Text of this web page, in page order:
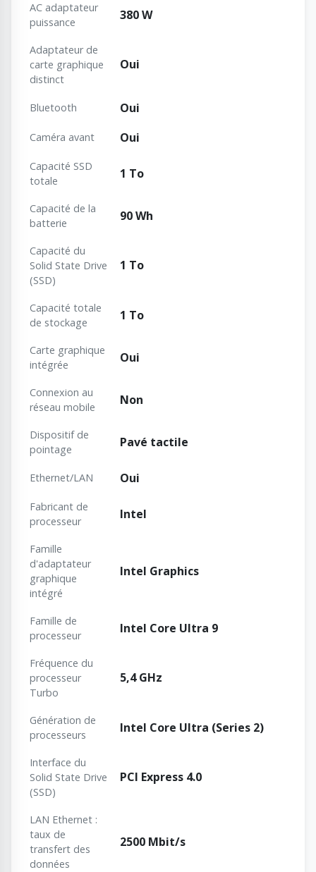
AC adaptateur
puissance
380 W
Adaptateur de
carte graphique
distinct
Oui
Bluetooth Oui
Caméra avant Oui
Capacité SSD
totale
1 To
Capacité de la
batterie
90 Wh
Capacité du
Solid State Drive
(SSD)
1 To
Capacité totale
de stockage
1 To
Carte graphique
intégrée
Oui
Connexion au
réseau mobile
Non
Dispositif de
pointage
Pavé tactile
Ethernet/LAN Oui
Fabricant de
processeur
Intel
Famille
d'adaptateur
graphique
intégré
Intel Graphics
Famille de
processeur
Intel Core Ultra 9
Fréquence du
processeur
Turbo
5,4 GHz
Génération de
processeurs
Intel Core Ultra (Series 2)
Interface du
Solid State Drive
(SSD)
PCI Express 4.0
LAN Ethernet :
taux de
transfert des
données
2500 Mbit/s